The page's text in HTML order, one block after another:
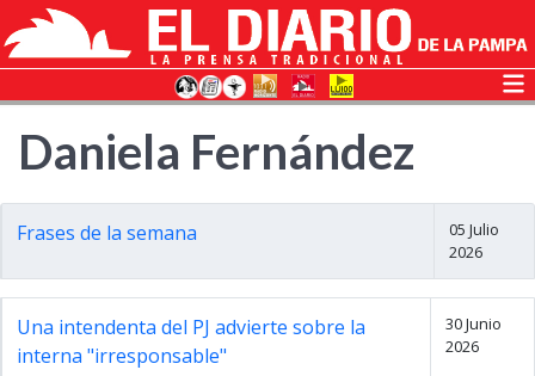
Daniela Fernández
Frases de la semana
05 Julio
2026
Una intendenta del PJ advierte sobre la
interna "irresponsable"
30 Junio
2026